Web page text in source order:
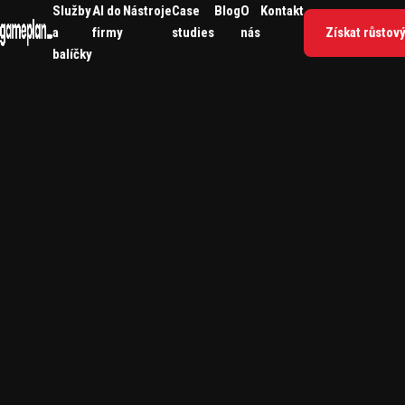
Služby
a
balíčky
AI do
firmy
NástrojeCase
studies
BlogO
nás
Kontakt
Získat